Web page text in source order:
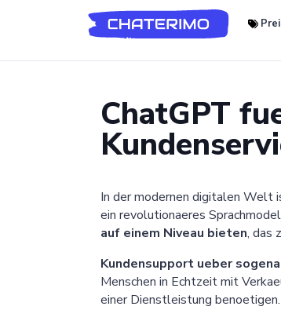
ChatGPT
In der modernen digitalen Welt
ein revolutionaeres
auf einem Niveau bieten, das
Kundensupport ueber
Menschen in Echtzeit mit
einer Dienstleistung benoetigen.